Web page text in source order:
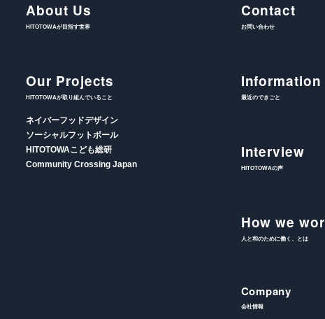
About Us
HITOTOWAが目指す世界
Our Projects
HITOTOWAが取り組んでいること
ネイバーフッドデザイン
ソーシャルフットボール
HITOTOWAこども総研
Community Crossing Japan
Contact
お問い合わせ
Information
最近のできごと
Interview
HITOTOWAの声
How we
人と和のために働く、とは
Company
会社情報